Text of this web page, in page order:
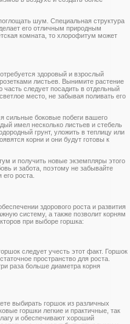
шум. Специальная структура
его отличным природным
комната, то хлорофитум может
здоровый и взрослый
листьев. Вынимите растение
часть следует посадить в отдельный
место, не забывая поливать его
сильные боковые побеги вашего
имел несколько листьев и стебель
грунт, уложить в теплицу или
корни и они будут готовы к
и получить новые экземпляры этого
и забота, поэтому не забывайте
роста.
здорового роста и развития
систему, а также позволит корням
при выборе горшка:
следует учесть этот факт. Горшок
пространство для роста.
раза больше диаметра корня
выбирать горшок из различных
горшки легкие и практичные, так
и обеспечивают хороший